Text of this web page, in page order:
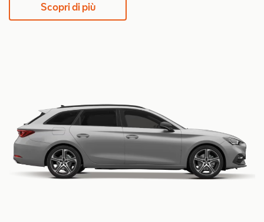
Scopri di più